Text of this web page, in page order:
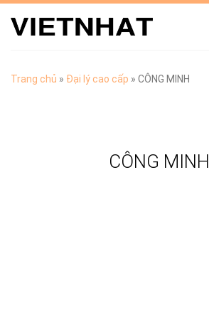
Chuyển
đến
Trang chủ » Đại lý cao cấp » CÔNG MINH
CÔNG MINH